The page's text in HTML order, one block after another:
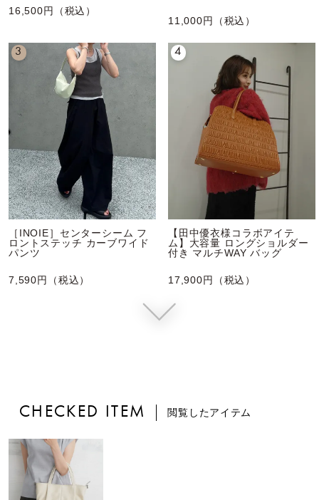
16,500円（税込）
11,000円（税込）
3
［INOIE］センターシーム フ
ロントステッチ カーブワイド
パンツ
7,590円（税込）
4
【田中優衣様コラボアイテ
ム】大容量 ロングショルダー
付き マルチWAY バッグ
17,900円（税込）
CHECKED ITEM 閲覧したアイテム